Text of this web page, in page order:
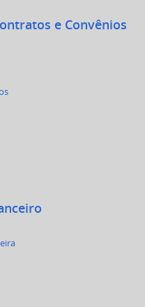
e Convênios